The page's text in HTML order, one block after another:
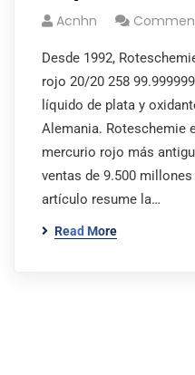
Acnhn
Desde 1992,
rojo 20/20 258
líquido de plata y
Alemania. Roteschemie
mercurio rojo más
ventas de 9.500
artículo resume la…
Read More